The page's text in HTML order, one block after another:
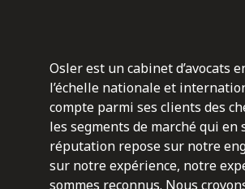
Osler est un cabinet d’avocats
l’échelle nationale et
compte parmi ses clients des
les segments de marché qui
réputation repose sur notre
sur notre expérience, notre
sommes reconnus. Nous